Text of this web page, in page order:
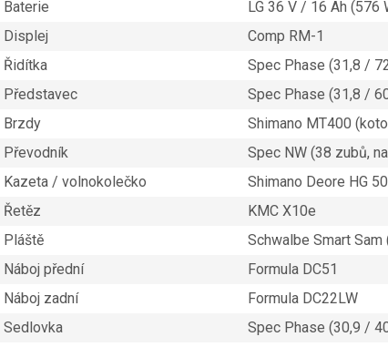
Baterie
LG 36 V / 16 Ah (576
Displej
Comp RM-1
Řidítka
Spec Phase (31,8 /
Představec
Spec Phase (31,8 /
Brzdy
Shimano MT400
Převodník
Spec NW (38 zubů,
Kazeta / volnokolečko
Shimano Deore HG
Řetěz
KMC X10e
Pláště
Schwalbe Smart Sam
Náboj přední
Formula DC51
Náboj zadní
Formula DC22LW
Sedlovka
Spec Phase (30,9 /